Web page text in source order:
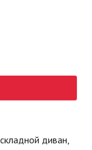
диван,